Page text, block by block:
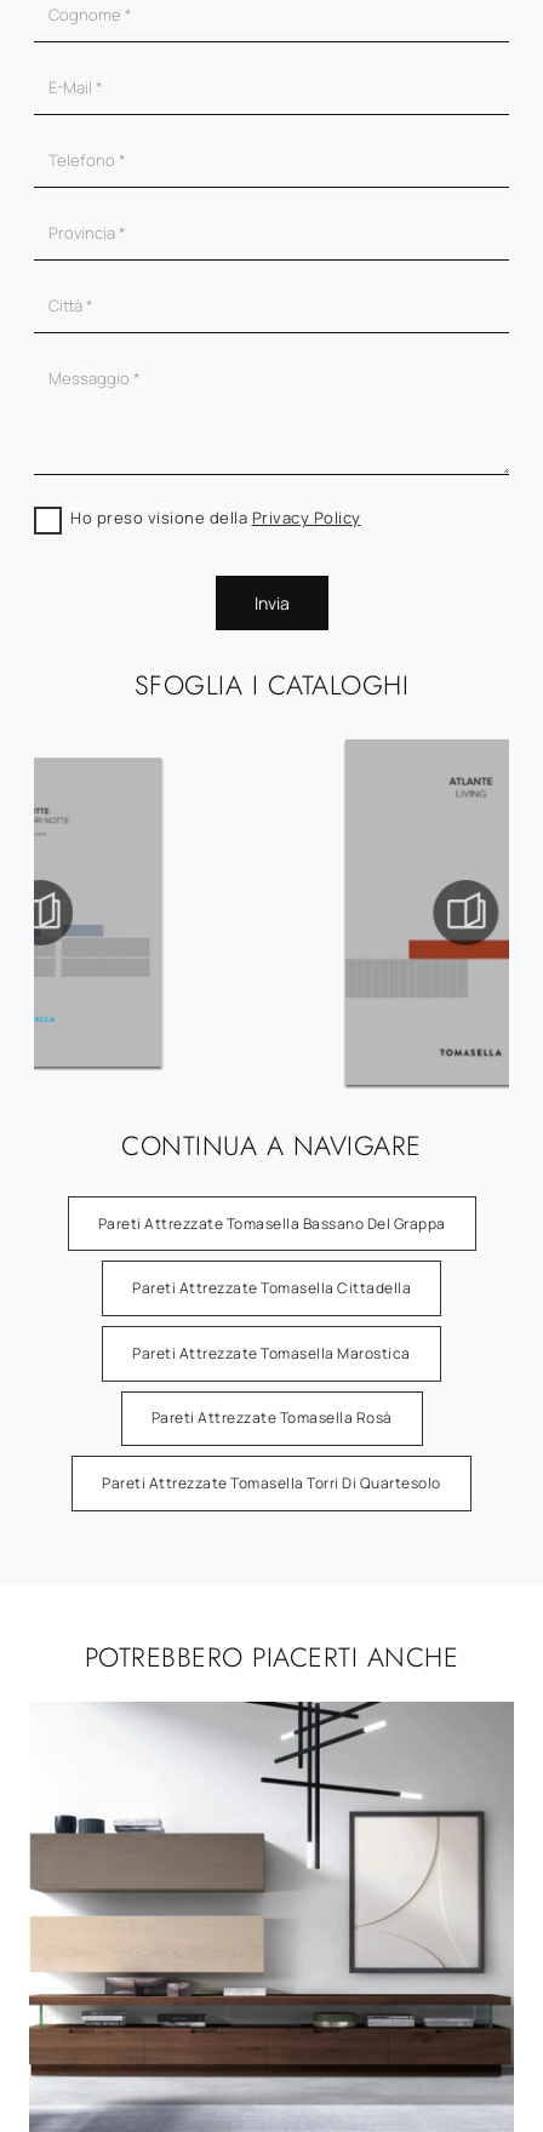
SFOGLIA I CATALOGHI
CONTINUA A NAVIGARE
Pareti Attrezzate Tomasella Bassano Del Grappa
Pareti Attrezzate Tomasella Cittadella
Pareti Attrezzate Tomasella Marostica
Pareti Attrezzate Tomasella Rosà
Pareti Attrezzate Tomasella Torri Di Quartesolo
Ho preso visione della Privacy Policy
Invia
POTREBBERO PIACERTI ANCHE